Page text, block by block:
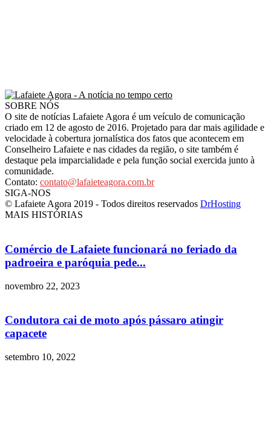
SOBRE NÓS
O site de notícias Lafaiete Agora é um veículo de comunicação
criado em 12 de agosto de 2016. Projetado para dar mais agilidade e
velocidade à cobertura jornalística dos fatos que acontecem em
Conselheiro Lafaiete e nas cidades da região, o site também é
destaque pela imparcialidade e pela função social exercida junto à
comunidade.
Contato: contato@lafaieteagora.com.br
SIGA-NOS
© Lafaiete Agora 2019 - Todos direitos reservados DrHosting
MAIS HISTÓRIAS
Comércio de Lafaiete funcionará no feriado da
padroeira e paróquia pede...
novembro 22, 2023
Condutora cai de moto após pássaro atingir
capacete
setembro 10, 2022